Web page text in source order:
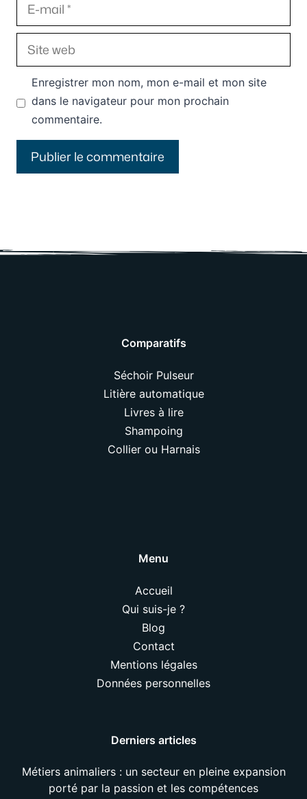
mail
Site
web
Enregistrer mon nom, mon e-mail et mon site
dans le navigateur pour mon prochain
commentaire.
Comparatifs
Séchoir Pulseur
Litière automatique
Livres à lire
Shampoing
Collier ou Harnais
Menu
Accueil
Qui suis-je ?
Blog
Contact
Mentions légales
Données personnelles
Derniers articles
Métiers animaliers : un secteur en pleine expansion
porté par la passion et les compétences